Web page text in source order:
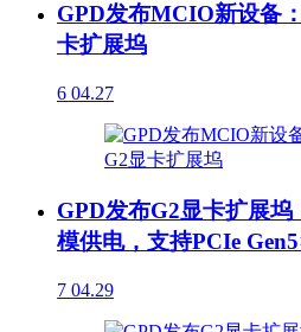
GPD发布MCIO新设备
卡扩展坞
6 04.27
GPD发布G2显卡扩展
模供电，支持PCIe
7 04.29